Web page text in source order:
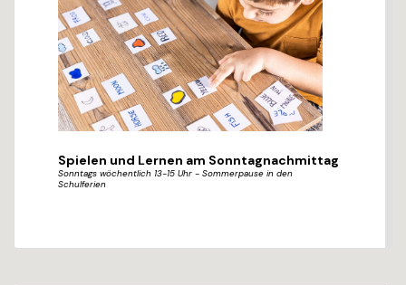
Spielen und Lernen am Sonntagnachmittag
Sonntags wöchentlich 13-15 Uhr - Sommerpause in den
Schulferien